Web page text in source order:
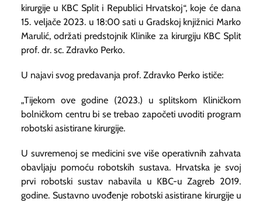
kirurgije u KBC Split i Republici Hrvatskoj“, koje će dana
15. veljače 2023. u 18:00 sati u Gradskoj knjižnici Marko
Marulić, održati predstojnik Klinike za kirurgiju KBC Split
prof. dr. sc. Zdravko Perko.
U najavi svog predavanja prof. Zdravko Perko ističe:
„Tijekom ove godine (2023.) u splitskom Kliničkom
bolničkom centru bi se trebao započeti uvoditi program
robotski asistirane kirurgije.
U suvremenoj se medicini sve više operativnih zahvata
obavljaju pomoću robotskih sustava. Hrvatska je svoj
prvi robotski sustav nabavila u KBC-u Zagreb 2019.
godine. Sustavno uvođenje robotski asistirane kirurgije u